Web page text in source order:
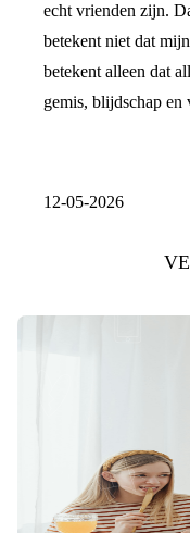
echt vrienden zijn.
betekent niet dat
betekent alleen dat
gemis, blijdschap en
12-05-2026